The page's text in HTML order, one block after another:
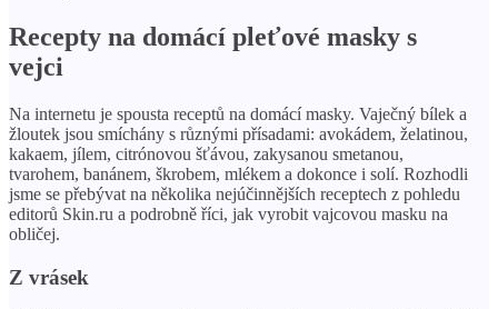
Recepty na domácí pleťové masky s
vejci
Na internetu je spousta receptů na domácí masky. Vaječný bílek a
žloutek jsou smíchány s různými přísadami: avokádem, želatinou,
kakaem, jílem, citrónovou šťávou, zakysanou smetanou,
tvarohem, banánem, škrobem, mlékem a dokonce i solí. Rozhodli
jsme se přebývat na několika nejúčinnějších receptech z pohledu
editorů Skin.ru a podrobně říci, jak vyrobit vajcovou masku na
obličej.
Z vrásek